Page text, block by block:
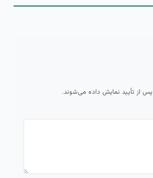
از تأیید نمایش داده می‌شوند.